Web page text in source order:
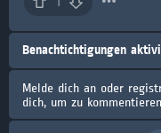
Benachtichtigungen
Melde dich an oder
dich, um zu